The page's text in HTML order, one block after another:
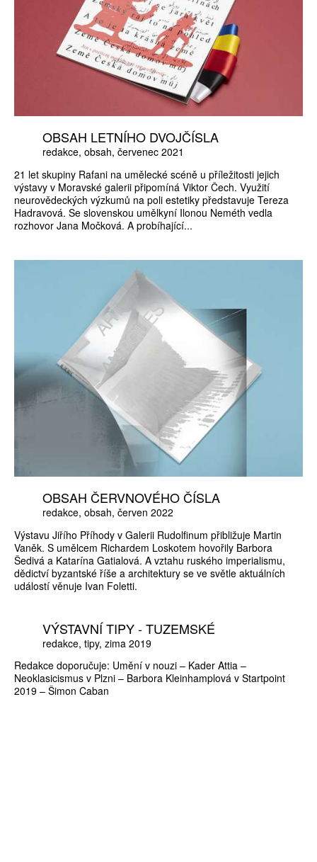
OBSAH LETNÍHO DVOJČÍSLA
redakce obsah červenec 2021
21 let skupiny Rafani na umělecké scéně u příležitosti jejich
výstavy v Moravské galerii připomíná Viktor Čech. Využití
neurovědeckých výzkumů na poli estetiky představuje Tereza
Hadravová. Se slovenskou umělkyní Ilonou Neméth vedla
rozhovor Jana Močková. A probíhající...
OBSAH ČERVNOVÉHO ČÍSLA
redakce obsah červen 2022
Výstavu Jiřího Příhody v Galerii Rudolfinum přibližuje Martin
Vaněk. S umělcem Richardem Loskotem hovořily Barbora
Šedivá a Katarína Gatialová. A vztahu ruského imperialismu,
dědictví byzantské říše a architektury se ve světle aktuálních
událostí věnuje Ivan Foletti.
VÝSTAVNÍ TIPY - TUZEMSKÉ
redakce tipy zima 2019
Redakce doporučuje: Umění v nouzi – Kader Attia –
Neoklasicismus v Plzni – Barbora Kleinhamplová v Startpoint
2019 – Šimon Caban